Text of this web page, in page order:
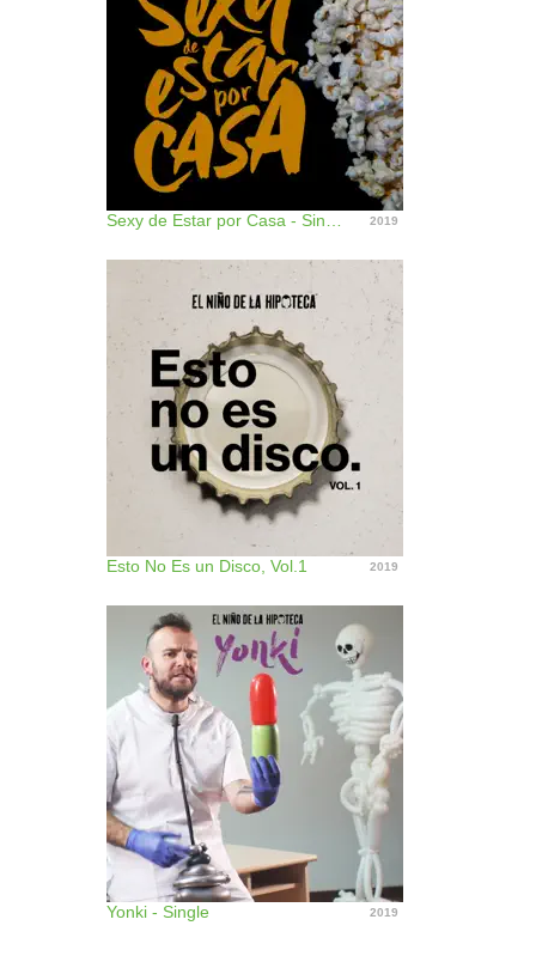
2019
Esto No Es un Disco, Vol.1 2019
Yonki - Single 2019